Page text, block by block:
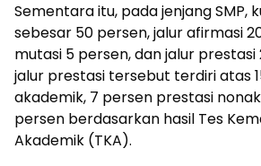
Sementara itu, pada jenjang SMP,
sebesar 50 persen, jalur afirmasi
mutasi 5 persen, dan jalur prestasi
jalur prestasi tersebut terdiri atas
akademik, 7 persen prestasi
persen berdasarkan hasil Tes
Akademik (TKA).